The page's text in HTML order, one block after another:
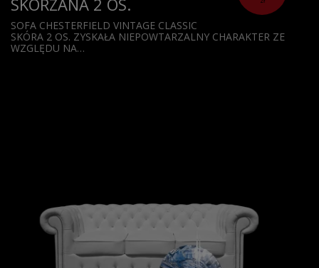
SOFA CHESTERFIELD VINTAGE CLASSIC
SKÓRA 2 OS. ZYSKAŁA NIEPOWTARZALNY CHARAKTER ZE
WZGLĘDU NA…